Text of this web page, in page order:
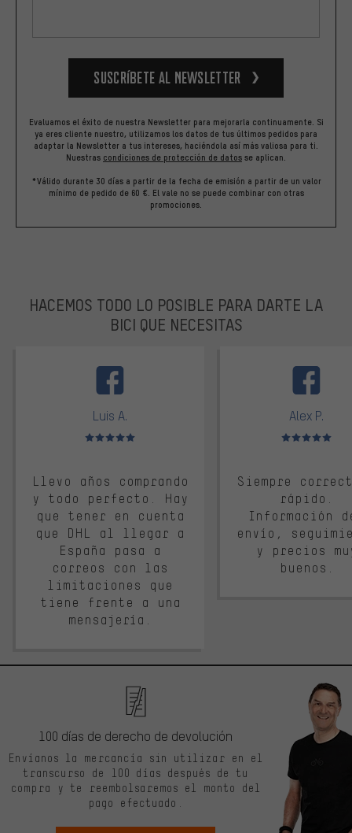
Suscríbete al newsletter
Evaluamos el éxito de nuestra Newsletter para mejorarla continuamente. Si
ya eres cliente nuestro, utilizamos los datos de tus últimos pedidos para
adaptar la Newsletter a tus intereses, haciéndola así más valiosa para ti.
Nuestras condiciones de protección de datos se aplican.
*Válido durante 30 días a partir de la fecha de emisión a partir de un valor
mínimo de pedido de 60 €. El vale no se puede combinar con otras
promociones.
HACEMOS TODO LO POSIBLE PARA DARTE LA
BICI QUE NECESITAS
Luis A.
Valoración media: 5 de 5
Llevo años comprando
y todo perfecto. Hay
que tener en cuenta
que DHL al llegar a
España pasa a
correos con las
limitaciones que
tiene frente a una
mensajería.
Alex P.
Valoración
Siempre
rápido.
Información
envío,
y precios
buenos.
100 días de derecho de devolución
Envíanos la mercancía sin utilizar en el
transcurso de 100 días después de tu
compra y te reembolsaremos el monto del
pago efectuado.